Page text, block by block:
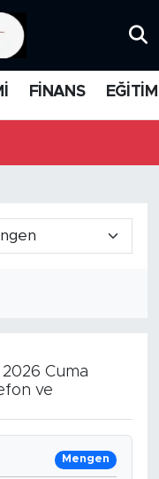
FİNANS EĞİTİM
Cuma
ve
Mengen
Fikstür